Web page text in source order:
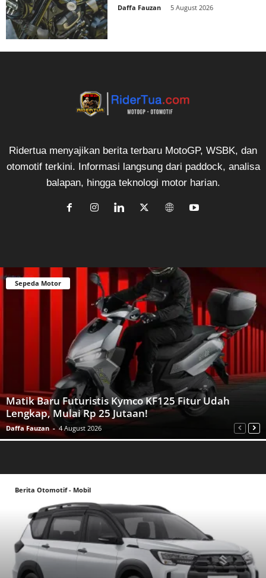
Daffa Fauzan 5 August 2026
Ridertua menyajikan berita terbaru MotoGP, WSBK, dan
otomotif terkini. Informasi langsung dari paddock, analisa
balapan, hingga teknologi motor harian.
Sepeda Motor
Matik Baru Futuristis Kymco KF125 Fitur Udah
Lengkap, Mulai Rp 25 Jutaan!
Daffa Fauzan - 4 August 2026
Berita Otomotif - Mobil